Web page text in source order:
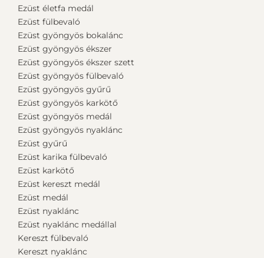
Ezüst életfa medál
Ezüst fülbevaló
Ezüst gyöngyös bokalánc
Ezüst gyöngyös ékszer
Ezüst gyöngyös ékszer szett
Ezüst gyöngyös fülbevaló
Ezüst gyöngyös gyűrű
Ezüst gyöngyös karkötő
Ezüst gyöngyös medál
Ezüst gyöngyös nyaklánc
Ezüst gyűrű
Ezüst karika fülbevaló
Ezüst karkötő
Ezüst kereszt medál
Ezüst medál
Ezüst nyaklánc
Ezüst nyaklánc medállal
Kereszt fülbevaló
Kereszt nyaklánc